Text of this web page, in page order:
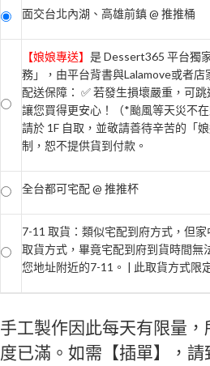
面交台北內湖、高雄前鎮 @ 推推桶
【娘娘專送】 是 Dessert365 平台獨
務」，由平台背書與Lalamove或者
配送保障： ✅ 若發生損壞嚴重，可
讓您買得更安心！（*颱風等天災不
請於 1F 自取，並敬請善待辛苦的「
制，恕不提供貨到付款。
全台都可宅配 @ 推推杯
7-11 取貨：類似宅配到府方式，但
取貨方式，畢竟宅配到府到貨時間無
您地址附近的7-11。 | 此取貨方式限
手工製作因此每天有限量
度已滿。如需【插單】，